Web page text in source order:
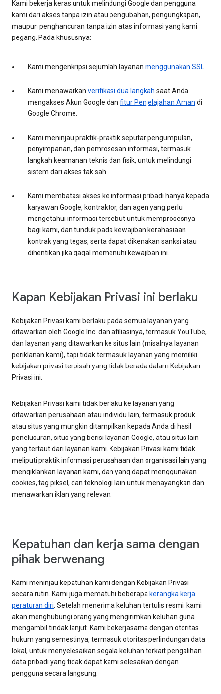
Kami bekerja keras untuk melindungi Google dan pengguna
kami dari akses tanpa izin atau pengubahan, pengungkapan,
maupun penghancuran tanpa izin atas informasi yang kami
pegang. Pada khususnya:
Kami mengenkripsi sejumlah layanan menggunakan SSL.
Kami menawarkan verifikasi dua langkah saat Anda
mengakses Akun Google dan fitur Penjelajahan Aman di
Google Chrome.
Kami meninjau praktik-praktik seputar pengumpulan,
penyimpanan, dan pemrosesan informasi, termasuk
langkah keamanan teknis dan fisik, untuk melindungi
sistem dari akses tak sah.
Kami membatasi akses ke informasi pribadi hanya kepada
karyawan Google, kontraktor, dan agen yang perlu
mengetahui informasi tersebut untuk memprosesnya
bagi kami, dan tunduk pada kewajiban kerahasiaan
kontrak yang tegas, serta dapat dikenakan sanksi atau
dihentikan jika gagal memenuhi kewajiban ini.
Kapan Kebijakan Privasi ini berlaku
Kebijakan Privasi kami berlaku pada semua layanan yang
ditawarkan oleh Google Inc. dan afiliasinya, termasuk YouTube,
dan layanan yang ditawarkan ke situs lain (misalnya layanan
periklanan kami), tapi tidak termasuk layanan yang memiliki
kebijakan privasi terpisah yang tidak berada dalam Kebijakan
Privasi ini.
Kebijakan Privasi kami tidak berlaku ke layanan yang
ditawarkan perusahaan atau individu lain, termasuk produk
atau situs yang mungkin ditampilkan kepada Anda di hasil
penelusuran, situs yang berisi layanan Google, atau situs lain
yang tertaut dari layanan kami. Kebijakan Privasi kami tidak
meliputi praktik informasi perusahaan dan organisasi lain yang
mengiklankan layanan kami, dan yang dapat menggunakan
cookies, tag piksel, dan teknologi lain untuk menayangkan dan
menawarkan iklan yang relevan.
Kepatuhan dan kerja sama dengan
pihak berwenang
Kami meninjau kepatuhan kami dengan Kebijakan Privasi
secara rutin. Kami juga mematuhi beberapa kerangka kerja
peraturan diri. Setelah menerima keluhan tertulis resmi, kami
akan menghubungi orang yang mengirimkan keluhan guna
mengambil tindak lanjut. Kami bekerjasama dengan otoritas
hukum yang semestinya, termasuk otoritas perlindungan data
lokal, untuk menyelesaikan segala keluhan terkait pengalihan
data pribadi yang tidak dapat kami selesaikan dengan
pengguna secara langsung.